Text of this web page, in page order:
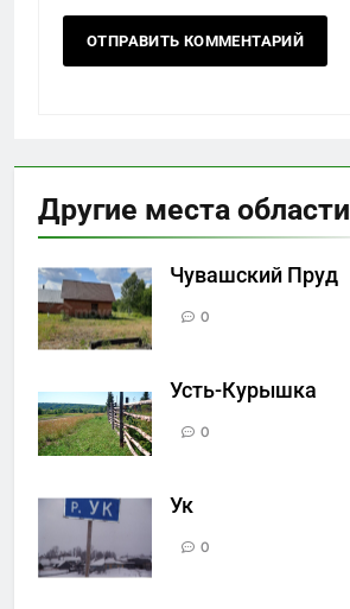
Другие места области
Чувашский Пруд
0
Усть-Курышка
0
Ук
0